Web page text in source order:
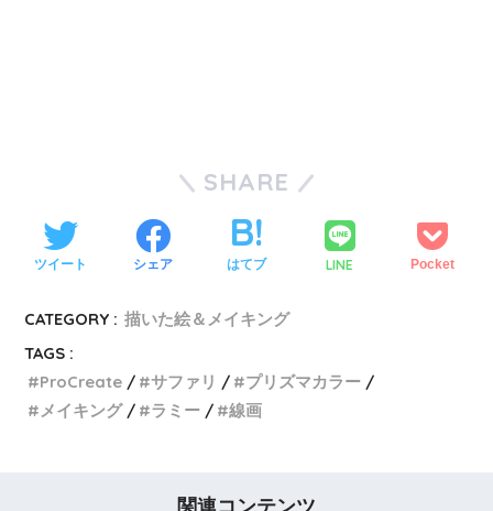
SHARE
ツイート シェア はてブ LINE Pocket
CATEGORY : 描いた絵＆メイキング
TAGS :
ProCreate
サファリ
プリズマカラー
メイキング
ラミー 線画
関連コンテンツ